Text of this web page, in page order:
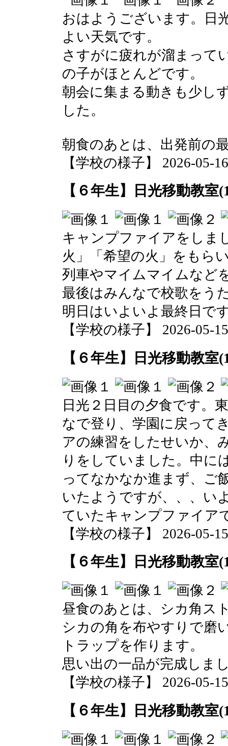
おはようございます。日
よい天気です。
さすがに疲れが溜まって
の子がほとんどです。
朝会に集まる動きも少し
した。
朝食のあとは、出発前の
【学校の様子】 2026-05-
【６年生】日光移動教室
キャンプファイアをしま
火」「希望の火」をもら
列車やマイムマイムなど
最後はみんなで校歌をう
明日はいよいよ最終日で
【学校の様子】 2026-05-
【６年生】日光移動教室
日光２日目の夕食です。
なで登り、学園に戻って
アの練習をしたせいか、
りをしていました。中に
ってなかなか進まず、ご
いたようですが、、、い
ていたキャンプファイア
【学校の様子】 2026-05-
【６年生】日光移動教室
昼食のあとは、シカ角ス
シカの角を布やすりで磨
トラップを作ります。
思い出の一品が完成しま
【学校の様子】 2026-05-
【６年生】日光移動教室